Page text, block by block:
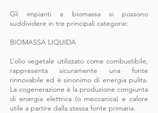
Gli impianti a biomassa si possono
suddividere in tre principali categorie:
BIOMASSA LIQUIDA
L’olio vegetale utilizzato come combustibile,
rappresenta sicuramente una fonte
rinnovabile ed è sinonimo di energia pulita.
La cogenerazione è la produzione congiunta
di energia elettrica (o meccanica) e calore
utile a partire dalla stessa fonte primaria.